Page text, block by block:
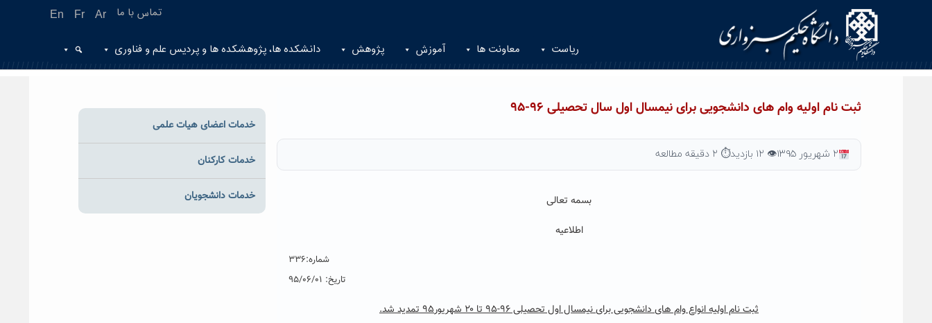
En Fr Ar تماس با ما
ریاست معاونت ها آموزش پژوهش دانشکده ها، پژوهشکده ها و پردیس علم و فناوری
ثبت نام اولیه وام های دانشجویی برای نیمسال اول سال تحصیلی ۹۶-۹۵
۲ شهریور ۱۳۹۵ 👁 ۱۲ بازدید ⏱ ۲ دقیقه مطالعه
بسمه تعالی
اطلاعیه
شماره:۳۳۶
تاریخ: ۹۵/۰۶/۰۱
ثبت نام اولیه انواع وام های دانشجویی برای نیمسال اول تحصیلی ۹۶-۹۵ تا ۲۰ شهریور۹۵ تمدید شد.
خدمات اعضای هیات علمی
خدمات کارکنان
خدمات دانشجویان